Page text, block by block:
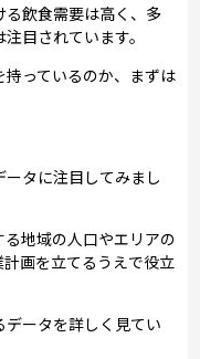
飲食需要は高く、多
目されています。
っているのか、まずは
タに注目してみまし
地域の人口やエリアの
画を立てるうえで役立
ータを詳しく見てい